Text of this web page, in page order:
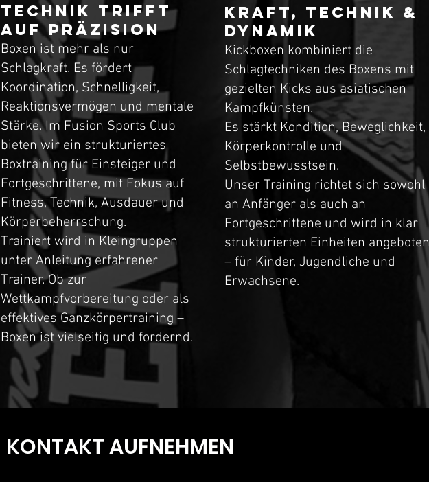
Technik trifft
auf Präzision
Boxen ist mehr als nur
Schlagkraft. Es fördert
Koordination, Schnelligkeit,
Reaktionsvermögen und mentale
Stärke. Im Fusion Sports Club
bieten wir ein strukturiertes
Boxtraining für Einsteiger und
Fortgeschrittene, mit Fokus auf
Fitness, Technik, Ausdauer und
Körperbeherrschung.
Trainiert wird in Kleingruppen
unter Anleitung erfahrener
Trainer. Ob zur
Wettkampfvorbereitung oder als
effektives Ganzkörpertraining –
Boxen ist vielseitig und fordernd.
Kraft, Technik &
Dynamik
Kickboxen kombiniert die
Schlagtechniken des Boxens mit
gezielten Kicks aus asiatischen
Kampfkünsten.
Es stärkt Kondition, Beweglichkeit,
Körperkontrolle und
Selbstbewusstsein.
Unser Training richtet sich sowohl
an Anfänger als auch an
Fortgeschrittene und wird in klar
strukturierten Einheiten angeboten
– für Kinder, Jugendliche und
Erwachsene.
KONTAKT AUFNEHMEN